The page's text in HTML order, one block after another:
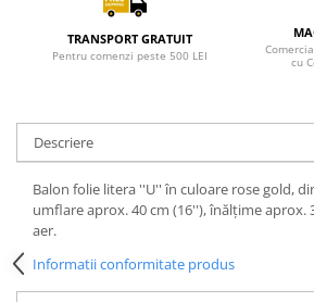
TRANSPORT GRATUIT
Pentru comenzi peste 500 LEI
cu
Descriere
Balon folie litera ''U'' în culoare rose gold,
umflare aprox. 40 cm (16''), înălțime aprox.
aer.
Informatii conformitate produs